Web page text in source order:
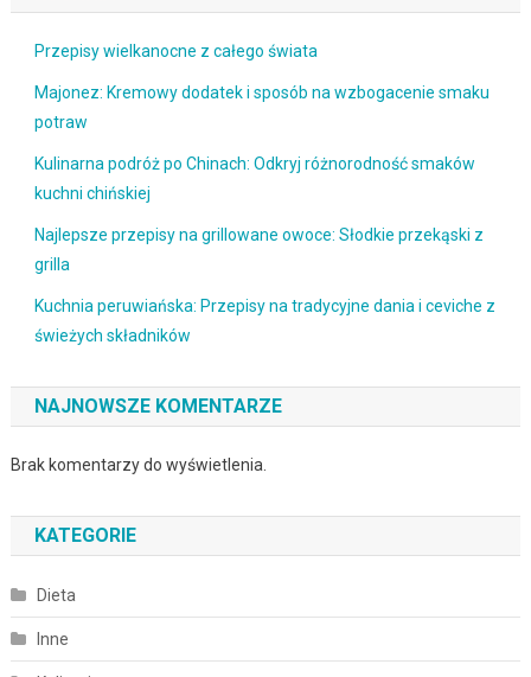
Przepisy wielkanocne z całego świata
Majonez: Kremowy dodatek i sposób na wzbogacenie smaku
potraw
Kulinarna podróż po Chinach: Odkryj różnorodność smaków
kuchni chińskiej
Najlepsze przepisy na grillowane owoce: Słodkie przekąski z
grilla
Kuchnia peruwiańska: Przepisy na tradycyjne dania i ceviche z
świeżych składników
NAJNOWSZE KOMENTARZE
Brak komentarzy do wyświetlenia.
KATEGORIE
Dieta
Inne